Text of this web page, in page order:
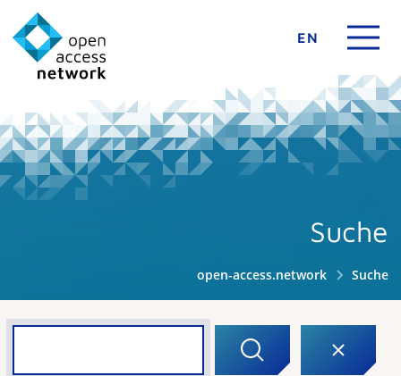
EN
Suche
open-access.network Suche